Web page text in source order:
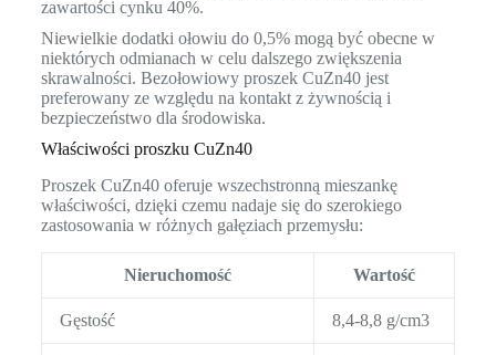
zawartości cynku 40%.
Niewielkie dodatki ołowiu do 0,5% mogą być obecne w
niektórych odmianach w celu dalszego zwiększenia
skrawalności. Bezołowiowy proszek CuZn40 jest
preferowany ze względu na kontakt z żywnością i
bezpieczeństwo dla środowiska.
Właściwości proszku CuZn40
Proszek CuZn40 oferuje wszechstronną mieszankę
właściwości, dzięki czemu nadaje się do szerokiego
zastosowania w różnych gałęziach przemysłu:
Nieruchomość Wartość
Gęstość 8,4-8,8 g/cm3